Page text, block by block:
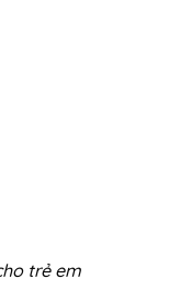
trẻ em